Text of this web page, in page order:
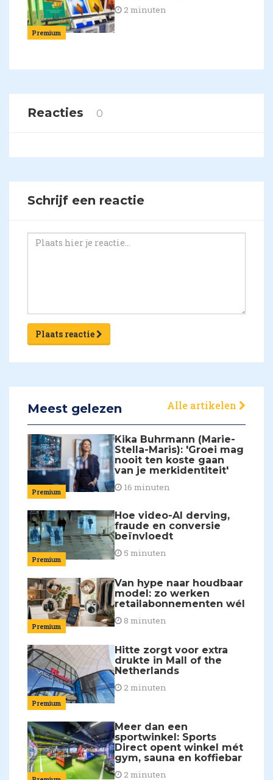
Premium
2 minuten
Reacties 0
Schrijf een reactie
Plaats reactie
Meest gelezen Alle artikelen
Premium
Kika Buhrmann (Marie-
Stella-Maris): 'Groei mag
nooit ten koste gaan
van je merkidentiteit'
16 minuten
Premium
Hoe video-AI derving,
fraude en conversie
beïnvloedt
5 minuten
Premium
Van hype naar houdbaar
model: zo werken
retailabonnementen wél
8 minuten
Premium
Hitte zorgt voor extra
drukte in Mall of the
Netherlands
2 minuten
Meer dan een
sportwinkel: Sports
Direct opent winkel mét
gym, sauna en koffiebar
2 minuten